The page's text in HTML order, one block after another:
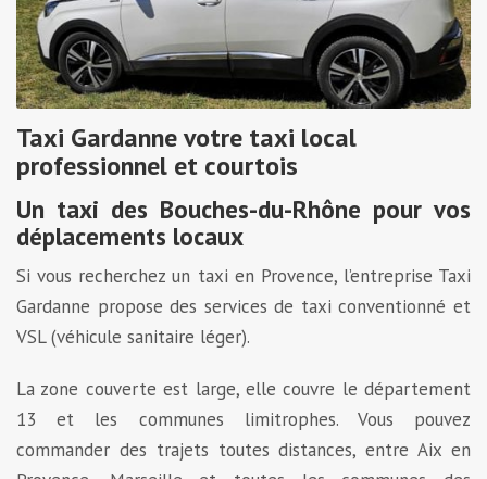
Taxi Gardanne votre taxi local
professionnel et courtois
Un taxi des Bouches-du-Rhône pour vos
déplacements locaux
Si vous recherchez un taxi en Provence, l’entreprise Taxi
Gardanne propose des services de taxi conventionné et
VSL (véhicule sanitaire léger).
La zone couverte est large, elle couvre le département
13 et les communes limitrophes. Vous pouvez
commander des trajets toutes distances, entre Aix en